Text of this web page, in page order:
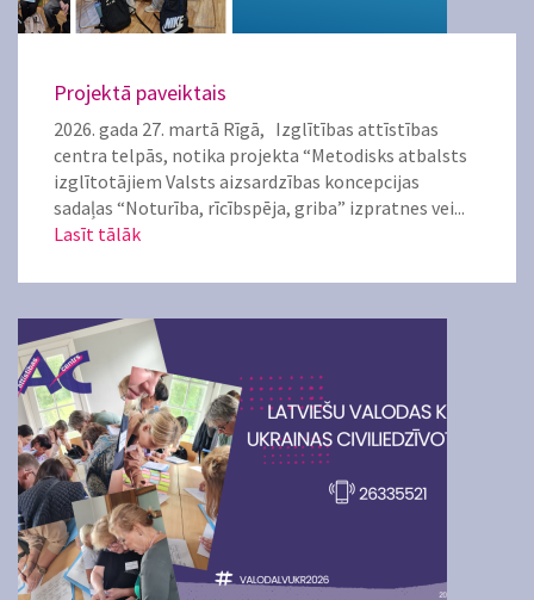
Projektā paveiktais
2026. gada 27. martā Rīgā, Izglītības attīstības
centra telpās, notika projekta “Metodisks atbalsts
izglītotājiem Valsts aizsardzības koncepcijas
sadaļas “Noturība, rīcībspēja, griba” izpratnes vei...
Lasīt tālāk